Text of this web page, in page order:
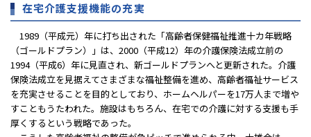
在宅介護支援機能の充実
1989（平成元）年に打ち出された「高齢者保健福祉推進十カ年戦略
（ゴールドプラン）」は、2000（平成12）年の介護保険法成立前の
1994（平成6）年に見直され、新ゴールドプランへと更新された。介護
保険法成立を見据えてさまざまな福祉整備を進め、高齢者福祉サービス
を充実させることを目的としており、ホームヘルパーを17万人まで増や
すこともうたわれた。施設はもちろん、在宅での介護に対する支援も手
厚くするという戦略であった。